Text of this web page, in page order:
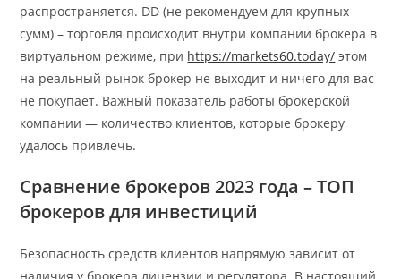
распространяется. DD (не рекомендуем для крупных
сумм) – торговля происходит внутри компании брокера в
виртуальном режиме, при https://markets60.today/ этом
на реальный рынок брокер не выходит и ничего для вас
не покупает. Важный показатель работы брокерской
компании — количество клиентов, которые брокеру
удалось привлечь.
Сравнение брокеров 2023 года – ТОП
брокеров для инвестиций
Безопасность средств клиентов напрямую зависит от